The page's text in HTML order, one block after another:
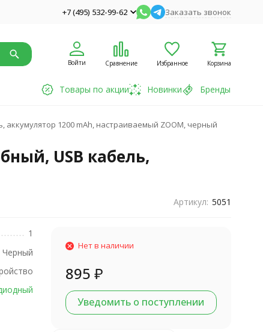
+7 (495) 532-99-62 Заказать звонок
Войти Сравнение Избранное Корзина
Товары по акции Новинки Бренды
аккумулятор 1200 mAh, настраиваемый ZOOM, черный
USB кабель,
Артикул: 5051
1
Черный
Нет в наличии
895 ₽
Уведомить о поступлении